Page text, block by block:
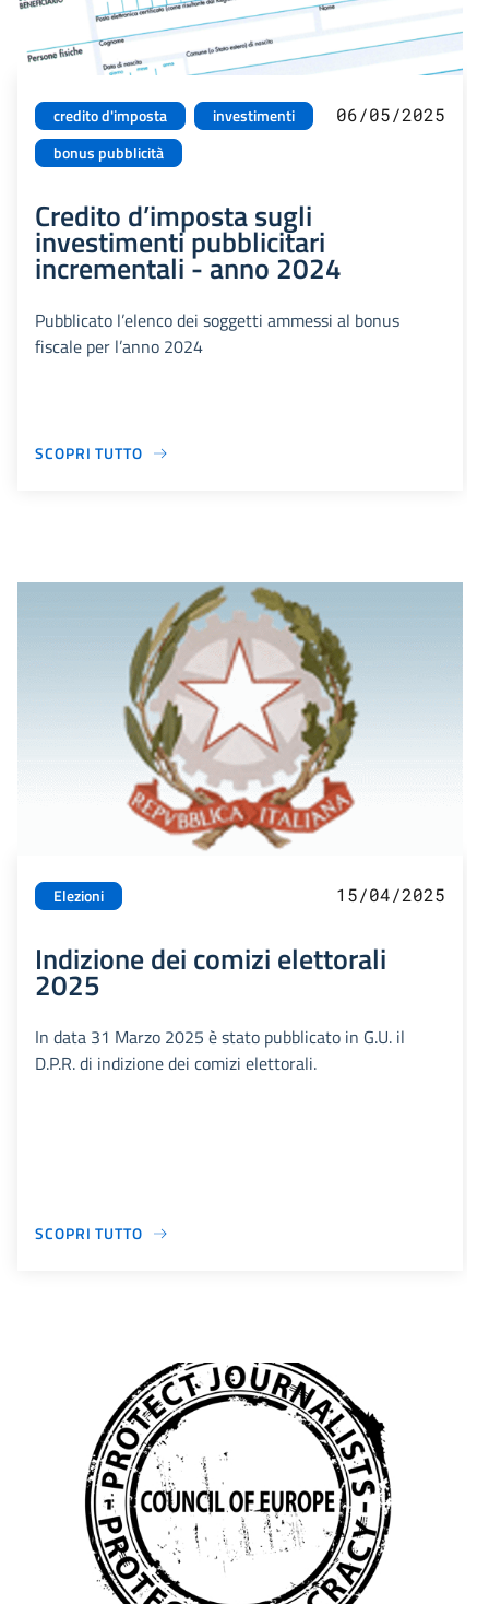
credito d'imposta
investimenti
bonus pubblicità
06/05/2025
Credito d’imposta sugli
investimenti pubblicitari
incrementali - anno 2024
Pubblicato l’elenco dei soggetti ammessi al bonus
fiscale per l’anno 2024
SCOPRI TUTTO
Elezioni 15/04/2025
Indizione dei comizi elettorali
2025
In data 31 Marzo 2025 è stato pubblicato in G.U. il
D.P.R. di indizione dei comizi elettorali.
SCOPRI TUTTO